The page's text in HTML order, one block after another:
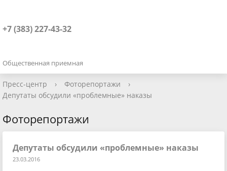
+7 (383) 227-43-32
Общественная приемная
Пресс-центр › Фоторепортажи
›
Депутаты обсудили «проблемные» наказы
Фоторепортажи
Депутаты обсудили «проблемные» наказы
23.03.2016